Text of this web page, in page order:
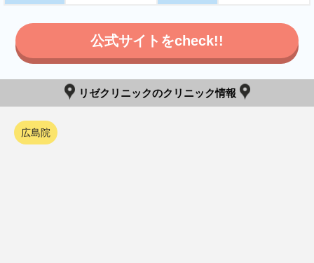
公式サイトをcheck!!
リゼクリニックのクリニック情報
広島院